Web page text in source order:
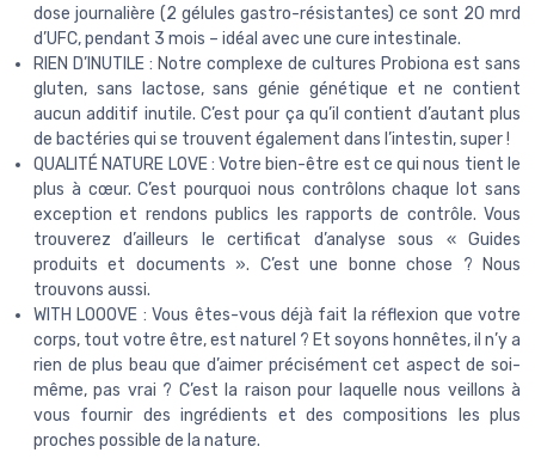
dose journalière (2 gélules gastro-résistantes) ce sont 20 mrd
d’UFC, pendant 3 mois – idéal avec une cure intestinale.
RIEN D’INUTILE : Notre complexe de cultures Probiona est sans
gluten, sans lactose, sans génie génétique et ne contient
aucun additif inutile. C’est pour ça qu’il contient d’autant plus
de bactéries qui se trouvent également dans l’intestin, super !
QUALITÉ NATURE LOVE : Votre bien-être est ce qui nous tient le
plus à cœur. C’est pourquoi nous contrôlons chaque lot sans
exception et rendons publics les rapports de contrôle. Vous
trouverez d’ailleurs le certificat d’analyse sous « Guides
produits et documents ». C’est une bonne chose ? Nous
trouvons aussi.
WITH LOOOVE : Vous êtes-vous déjà fait la réflexion que votre
corps, tout votre être, est naturel ? Et soyons honnêtes, il n’y a
rien de plus beau que d’aimer précisément cet aspect de soi-
même, pas vrai ? C’est la raison pour laquelle nous veillons à
vous fournir des ingrédients et des compositions les plus
proches possible de la nature.